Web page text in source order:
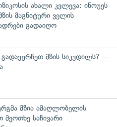
ახალი კვლევა: ინოუეს
მაგნიტური ველის
გადაიღო
მზის სიკვდილს? —
მზია ამაღლობელის
მეოთხე საჩივარი